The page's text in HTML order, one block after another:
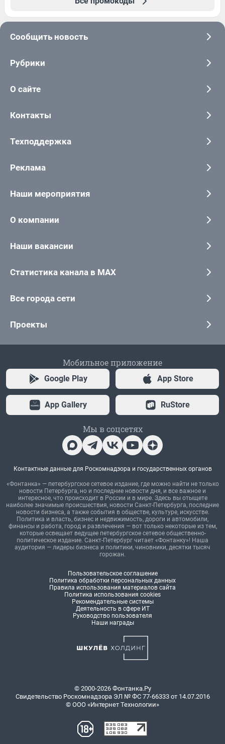
Сообщить новость
Рубрики
О сайте
Контакты
Техподдержка
Реклама
Наши мероприятия
О компании
Наши вакансии
Статистика канала в MAX
Все города сети
Проекты
Мобильное приложение
Google Play App Store
App Gallery RuStore
Мы в соцсетях
Контактные данные для Роскомнадзора и государственных органов
«Фонтанка» — петербургское сетевое издание, где можно найти не только
новости Петербурга, но и последние новости дня, и все важное и
интересное, что происходит в России и в мире. Здесь вы отыщете
наиболее значимые происшествия, новости Санкт-Петербурга, последние
новости бизнеса, а также события в обществе, культуре, искусстве.
Политика и власть, бизнес и недвижимость, дороги и автомобили,
финансы и работа, город и развлечения — вот только некоторые из тем,
которые освещает ведущее петербургское сетевое общественно-
политическое издание. Санкт-Петербург читает «Фонтанку»! Наша
аудитория — лидеры бизнеса и политики, чиновники, десятки тысяч
горожан.
Пользовательское соглашение
Политика обработки персональных данных
Правила использования материалов сайта
Политика использования cookies
Рекомендательные системы
Деятельность в сфере ИТ
Руководство пользователя
Наши награды
© 2000-2026 Фонтанка.Ру
Свидетельство Роскомнадзора ЭЛ № ФС 77-66333 от 14.07.2016
© ООО «Интернет Технологии»